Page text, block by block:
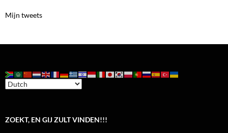
Mijn tweets
ZOEKT, EN GIJ ZULT VINDEN!!!